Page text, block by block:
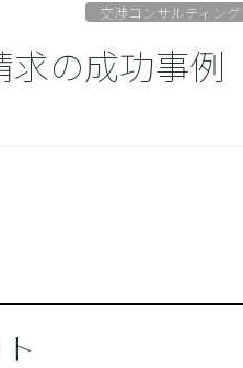
交渉コンサルティング
の成功事例